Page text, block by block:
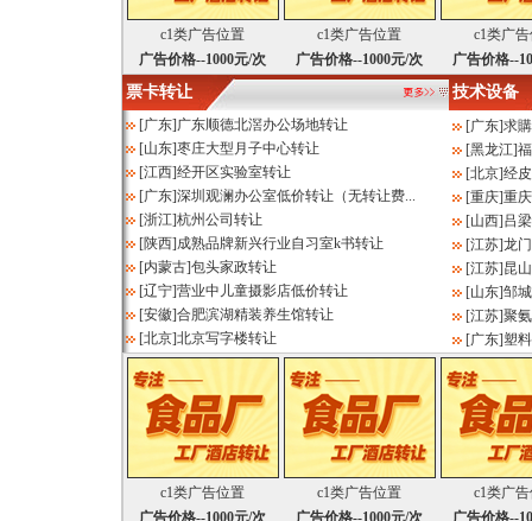
c1类广告位置 c1类广告位置
c1类广
广告价格--1000元/次
广告价格--1000元/次 广告价格--
票卡转让 技术设备
[广东]广东顺德北滘办公场地转让
[山东]枣庄大型月子中心转让
[江西]经开区实验室转让
[广东]深圳观澜办公室低价转让（无转让费...
[浙江]杭州公司转让
[陕西]成熟品牌新兴行业自习室k书转让
[内蒙古]包头家政转让
[辽宁]营业中儿童摄影店低价转让
[安徽]合肥滨湖精装养生馆转让
[北京]北京写字楼转让
[广东]求
[黑龙江]
[北京]经
[重庆]重
[山西]吕
[江苏]龙
[江苏]昆
[山东]邹
[江苏]聚
[广东]塑
c1类广告位置 c1类广告位置
c1类广
广告价格--1000元/次
广告价格--1000元/次 广告价格--